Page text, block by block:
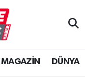
MAGAZİN DÜNYA